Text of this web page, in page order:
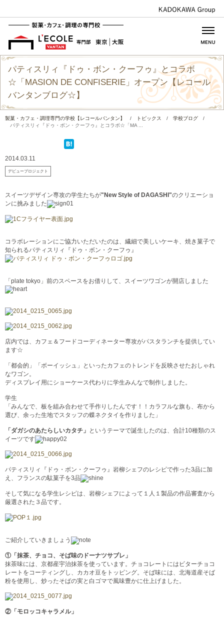
パティスリィ『ドゥ・ボン・クーフゥ』とコラボ
☆「MASION DE CONFISERIE」オープン【レコール
バンタンブログ☆】
製菓・カフェ・調理専門の学校【レコールバンタン】 / トピックス / 学校ブログ
/
パティスリィ『ドゥ・ボン・クーフゥ』とコラボ☆「MA ...
2014.03.11
デビュープロジェクト
スイーツデザイン専攻の学生たちが"New Style of DAGASHI"のクリエーショ
ンに挑みました
コラボレーションにご協力いただいたのは、繊細で美しいケーキ、焼き菓子で
知られるパティスリィ『ドゥ・ボン・クーフゥ』
「plate tokyo」前のスペースをお借りして、スイーツワゴンが開店しました
店内では、カフェ＆フードコーディネーター専攻がパスタランチを提供してい
ます☆
「都会的」「ボーイッシュ」といったカフェのトレンドを反映させたおしゃれ
なワゴン。
ディスプレイ用にショーケース代わりに学生みんなで制作しました。
学生
「みんなで、板を組み合わせて手作りしたんです！！カラフルな旗も、布から
選び、余った生地でスタッフの蝶ネクタイを作りました」
「ダガシのあたらしいカタチ」 というテーマで誕生したのは、合計10種類のス
イーツです
パティスリィ『ドゥ・ボン・クーフゥ』岩柳シェフのレシピで作った3品に加
え、フランスの駄菓子を3品
そして気になる学生レシピは、岩柳シェフによって１人１製品の作品審査から
厳選された３品です。
ご紹介していきましょう
①「抹茶、チョコ、そば味のドーナツサブレ」
抹茶味には、京都産宇治抹茶を使っています。チョコレートにはビターチョコ
レートをコーティングし、カカオ豆をトッピング。そば味には、北海道産そば
粉を使用し、炒ったそばの実と白ゴマで風味豊かに仕上げました。
②「モロッコキャラメル」